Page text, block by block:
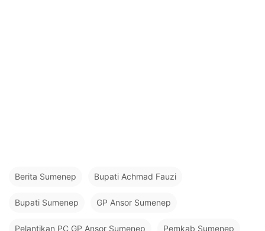
Berita Sumenep Bupati Achmad Fauzi
Bupati Sumenep GP Ansor Sumenep
Pelantikan PC GP Ansor Sumenep Pemkab Sumenep